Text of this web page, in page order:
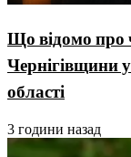
Що відомо про
Чернігівщини
області
3 години назад